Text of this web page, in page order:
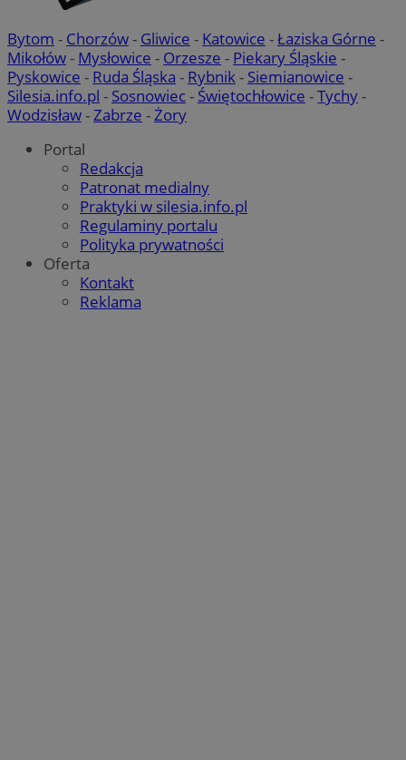
Bytom - Chorzów- Gliwice - Katowice -Łaziska Górne -
Mikołów- Mysłowice - Orzesze - Piekary Śląskie -
Pyskowice - Ruda Śląska - Rybnik- Siemianowice -
Silesia.info.pl - Sosnowiec- Świętochłowice -Tychy-
Wodzisław-Zabrze -Żory
Portal
Redakcja
Patronat medialny
Praktyki w silesia.info.pl
Regulaminy portalu
Polityka prywatności
Oferta
Kontakt
Reklama